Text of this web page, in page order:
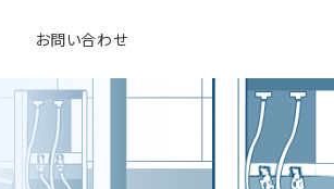
お問い合わせ